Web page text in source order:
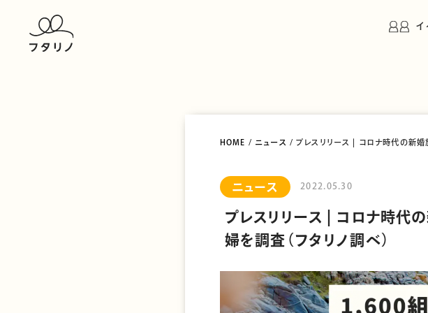
イ
HOME / ニュース / プレスリリース | コロナ時代の新婚
ニュース 2022.05.30
プレスリリース | コロナ時代
婦を調査（フタリノ調べ）